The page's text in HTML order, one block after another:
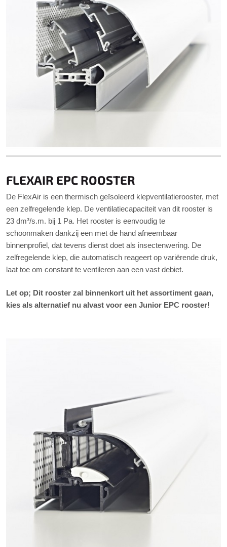
FLEXAIR EPC ROOSTER
De FlexAir is een thermisch geïsoleerd klepventilatierooster, met
een zelfregelende klep. De ventilatiecapaciteit van dit rooster is
23 dm³/s.m. bij 1 Pa. Het rooster is eenvoudig te
schoonmaken dankzij een met de hand afneembaar
binnenprofiel, dat tevens dienst doet als insectenwering. De
zelfregelende klep, die automatisch reageert op variërende druk,
laat toe om constant te ventileren aan een vast debiet.
Let op; Dit rooster zal binnenkort uit het assortiment gaan,
kies als alternatief nu alvast voor een Junior EPC rooster!